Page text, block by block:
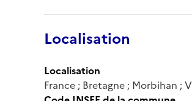
Localisation
Localisation
France ; Bretagne ; Morbihan ;